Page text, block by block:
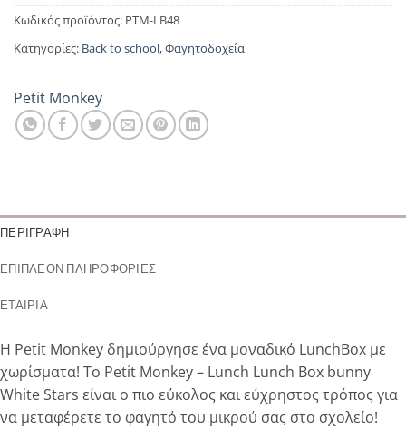
Κωδικός προϊόντος: PTM-LB48
Κατηγορίες: Back to school,Φαγητοδοχεία
Petit Monkey
ΠΕΡΙΓΡΑΦΉ
ΕΠΙΠΛΈΟΝ ΠΛΗΡΟΦΟΡΊΕΣ
ΕΤΑΙΡΊΑ
H Petit Monkey δημιούργησε ένα μοναδικό LunchBox με
χωρίσματα! Το Petit Monkey – Lunch Lunch Box bunny
White Stars είναι ο πιο εύκολος και εύχρηστος τρόπος για
να μεταφέρετε το φαγητό του μικρού σας στο σχολείο!